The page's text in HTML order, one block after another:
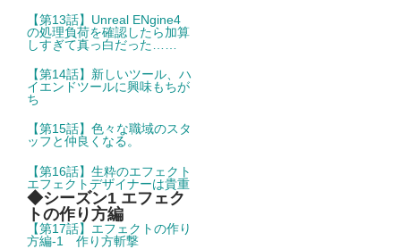
【第13話】Unreal ENgine4
の処理負荷を確認したら加算
しすぎて真っ白だった……
【第14話】新しいツール、ハ
イエンドツールに興味もちが
ち
【第15話】色々な職域のスタ
ッフと仲良くなる。
【第16話】生粋のエフェクト
エフェクトデザイナーは貴重
◆シーズン1 エフェク
トの作り方編
【第17話】エフェクトの作り
方編-1 作り方斬撃